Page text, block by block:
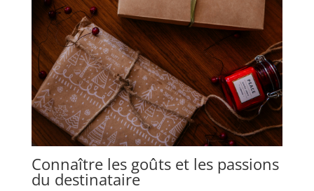
Connaître les goûts et les passions
du destinataire